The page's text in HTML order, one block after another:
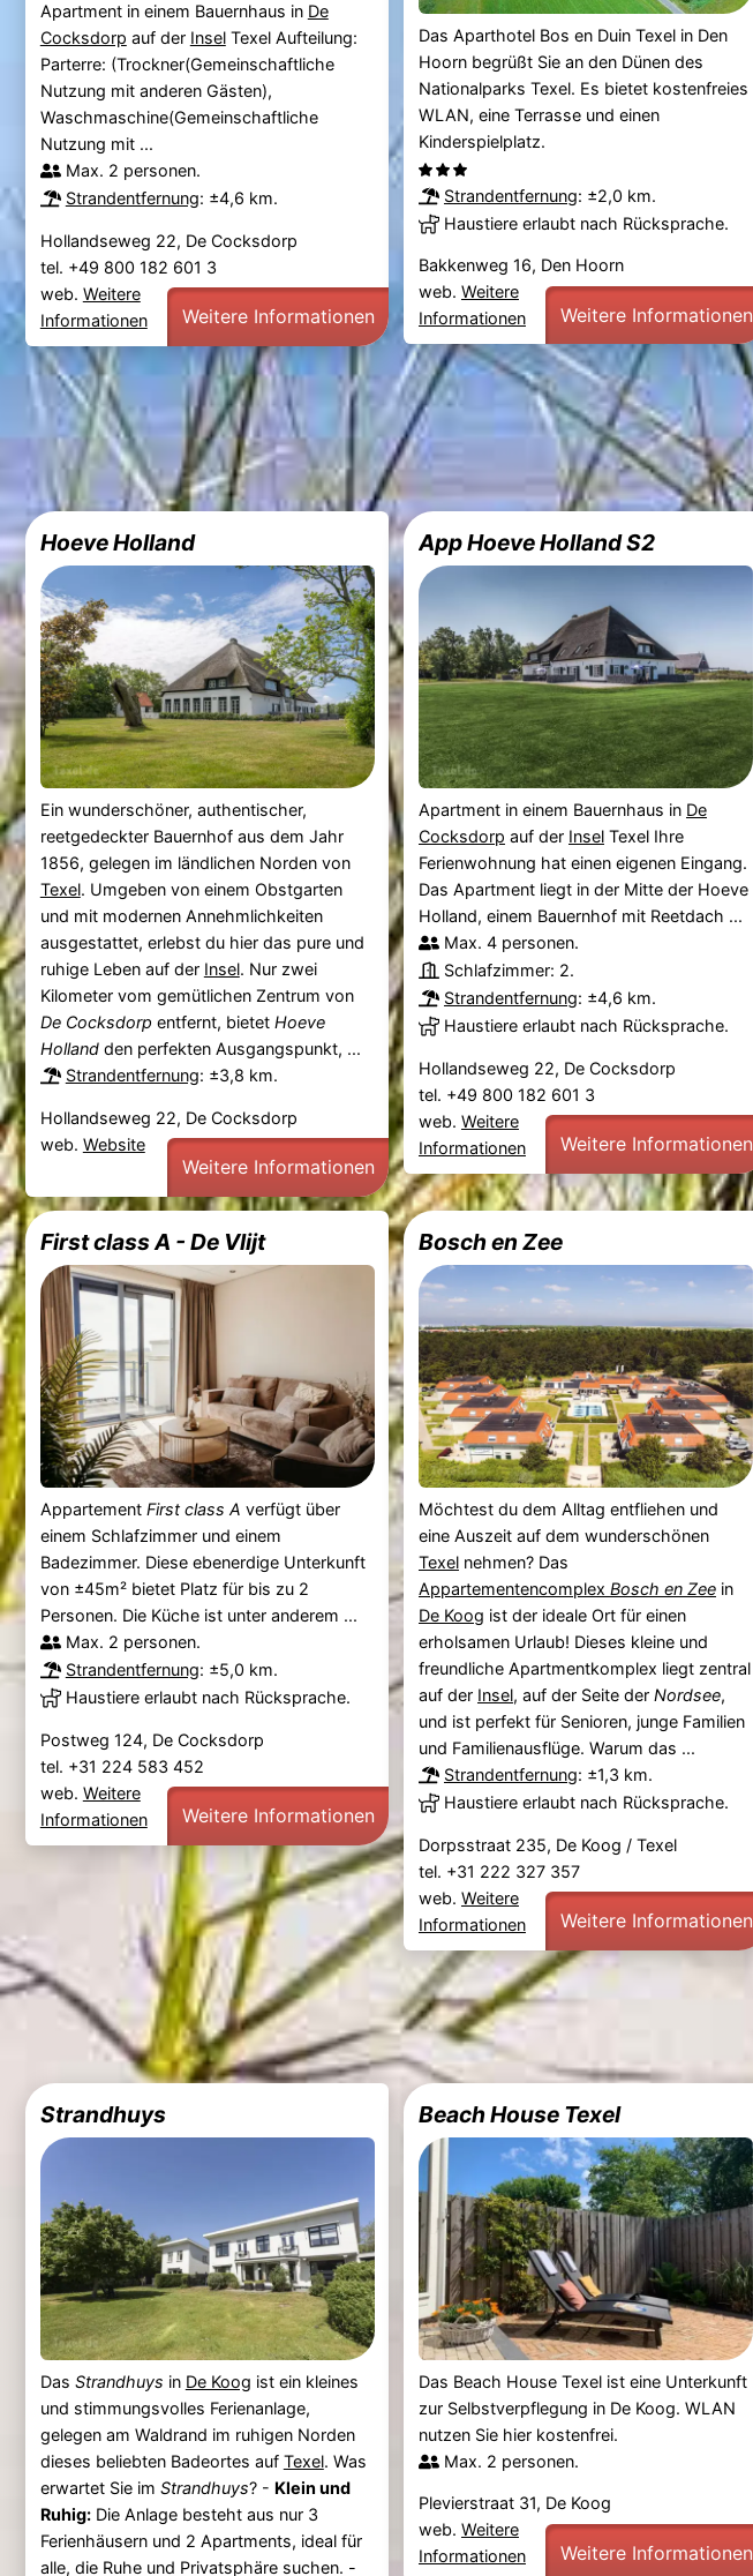
Apartment in einem Bauernhaus in De
Cocksdorp auf der InselTexel Aufteilung:
Parterre: (Trockner(Gemeinschaftliche
Nutzung mit anderen Gästen),
Waschmaschine(Gemeinschaftliche
Nutzung mit ...
Max. 2 personen.
Strandentfernung: ±4,6 km.
Hollandseweg 22, De Cocksdorp
tel. +49 800 182 601 3
web. Weitere
Informationen
Weitere Informationen
Das Aparthotel Bos en Duin Texel in Den
Hoorn begrüßt Sie an den Dünen des
Nationalparks Texel. Es bietet kostenfreies
WLAN, eine Terrasse und einen
Kinderspielplatz.
Strandentfernung: ±2,0 km.
Haustiere erlaubt nach Rücksprache.
Bakkenweg 16, Den Hoorn
web. Weitere
Informationen
Weitere Informationen
Hoeve Holland
Ein wunderschöner, authentischer,
reetgedeckter Bauernhof aus dem Jahr
1856, gelegen im ländlichen Norden von
Texel. Umgeben von einem Obstgarten
und mit modernen Annehmlichkeiten
ausgestattet, erlebst du hier das pure und
ruhige Leben auf der Insel. Nur zwei
Kilometer vom gemütlichen Zentrum von
De Cocksdorp entfernt, bietet Hoeve
Hollandden perfekten Ausgangspunkt, ...
Strandentfernung: ±3,8 km.
Hollandseweg 22, De Cocksdorp
web. Website
Weitere Informationen
App Hoeve Holland S2
Apartment in einem Bauernhaus in De
Cocksdorp auf der InselTexel Ihre
Ferienwohnung hat einen eigenen Eingang.
Das Apartment liegt in der Mitte der Hoeve
Holland, einem Bauernhof mit Reetdach ...
Max. 4 personen.
Schlafzimmer: 2.
Strandentfernung: ±4,6 km.
Haustiere erlaubt nach Rücksprache.
Hollandseweg 22, De Cocksdorp
tel. +49 800 182 601 3
web. Weitere
Informationen
Weitere Informationen
First class A - De Vlijt
Appartement First class A verfügt über
einem Schlafzimmer und einem
Badezimmer. Diese ebenerdige Unterkunft
von ±45m² bietet Platz für bis zu 2
Personen. Die Küche ist unter anderem ...
Max. 2 personen.
Strandentfernung: ±5,0 km.
Haustiere erlaubt nach Rücksprache.
Postweg 124, De Cocksdorp
tel. +31 224 583 452
web. Weitere
Informationen
Weitere Informationen
Bosch en Zee
Möchtest du dem Alltag entfliehen und
eine Auszeit auf dem wunderschönen
Texelnehmen? Das
Appartementencomplex Bosch en Zeein
De Koog ist der ideale Ort für einen
erholsamen Urlaub! Dieses kleine und
freundliche Apartmentkomplex liegt zentral
auf der Insel, auf der Seite der Nordsee,
und ist perfekt für Senioren, junge Familien
und Familienausflüge. Warum das ...
Strandentfernung: ±1,3 km.
Haustiere erlaubt nach Rücksprache.
Dorpsstraat 235, De Koog / Texel
tel. +31 222 327 357
web. Weitere
Informationen
Weitere Informationen
Strandhuys
Das Strandhuys in De Koog ist ein kleines
und stimmungsvolles Ferienanlage,
gelegen am Waldrand im ruhigen Norden
dieses beliebten Badeortes auf Texel. Was
erwartet Sie im Strandhuys? - Klein und
Ruhig:Die Anlage besteht aus nur 3
Ferienhäusern und 2 Apartments, ideal für
alle, die Ruhe und Privatsphäre suchen. -
Beach House Texel
Das Beach House Texel ist eine Unterkunft
zur Selbstverpflegung in De Koog. WLAN
nutzen Sie hier kostenfrei.
Max. 2 personen.
Plevierstraat 31, De Koog
web. Weitere
Informationen
Weitere Informationen